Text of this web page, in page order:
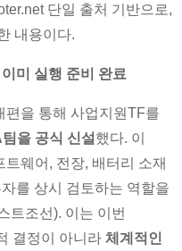
단일 출처 기반으로,
내용이다.
미 실행 준비 완료
편을 통해 사업지원TF를
을 공식 신설 했다. 이
트웨어, 전장, 배터리 소재
를 상시 검토하는 역할을
트조선). 이는 이번
결정이 아니라 체계적인